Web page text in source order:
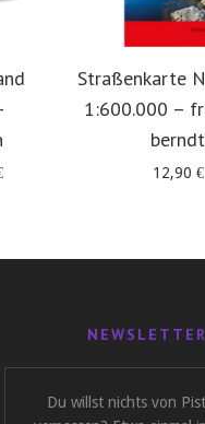
Aktueller
Straßenkarte
1:600.000 –
berndt
12,90 €
NEWSLETTER
Du willst nichts von